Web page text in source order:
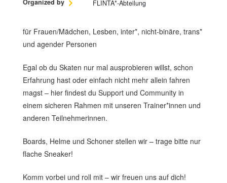
Organized by FLINTA*-Abteilung
für Frauen/Mädchen, Lesben, inter*, nicht-binäre, trans*
und agender Personen
Egal ob du Skaten nur mal ausprobieren willst, schon
Erfahrung hast oder einfach nicht mehr allein fahren
magst – hier findest du Support und Community in
einem sicheren Rahmen mit unseren Trainer*innen und
anderen Teilnehmerinnen.
Boards, Helme und Schoner stellen wir – trage bitte nur
flache Sneaker!
Komm vorbei und roll mit – wir freuen uns auf dich!